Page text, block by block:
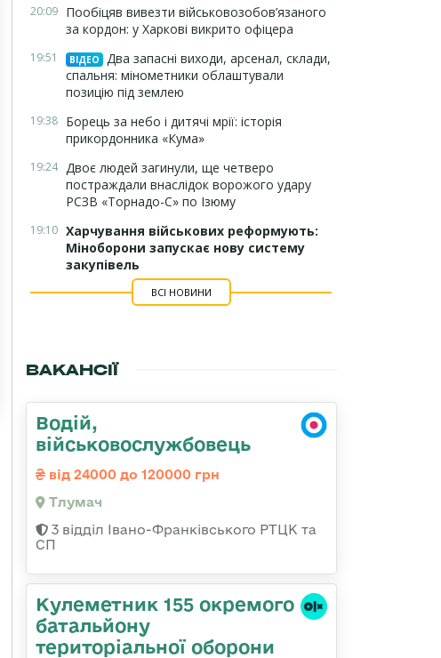
20:09 Пообіцяв вивезти військовозобов’язаного
за кордон: у Харкові викрито офіцера
19:51 ВІДЕО
Два запасні виходи, арсенал, склади,
спальня: мінометники облаштували
позицію під землею
19:38 Борець за небо і дитячі мрії: історія
прикордонника «Кума»
19:24 Двоє людей загинули, ще четверо
постраждали внаслідок ворожого удару
РСЗВ «Торнадо-С» по Ізюму
19:10 Харчування військових реформують:
Міноборони запускає нову систему
закупівель
ВСІ НОВИНИ
ВАКАНСІЇ
Водій,
військовослужбовець
від 24000 до 120000 грн
Тлумач
3 відділ Івано-Франківського РТЦК та
СП
Кулеметник 155 окремого
батальйону
територіальної оборони